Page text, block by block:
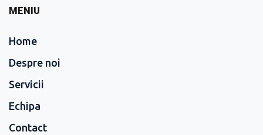
MENIU
Home
Despre noi
Servicii
Echipa
Contact